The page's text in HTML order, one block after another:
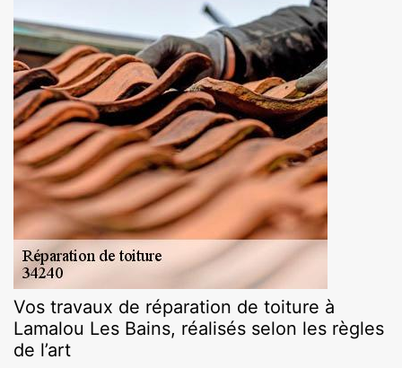
Vos travaux de réparation de toiture à
Lamalou Les Bains, réalisés selon les règles
de l’art